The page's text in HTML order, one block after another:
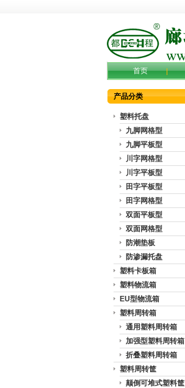
首页
产品分类
塑料托盘
九脚网格型
九脚平板型
川字网格型
川字平板型
田字平板型
田字网格型
双面平板型
双面网格型
防潮垫板
防渗漏托盘
塑料卡板箱
塑料物流箱
EU型物流箱
塑料周转箱
通用塑料周转箱
加强型塑料周转箱
折叠塑料周转箱
塑料周转筐
颠倒可堆式塑料筐